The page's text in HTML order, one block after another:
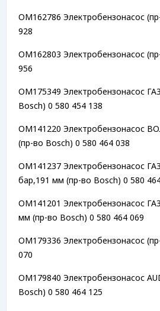
OM162786 Электробензонасос
928
OM162803 Электробензонасос
956
OM175349 Электробензонасос
Bosch) 0 580 454 138
OM141220 Электробензонасос
(пр-во Bosch) 0 580 464 038
OM141237 Электробензонасос
бар,191 мм (пр-во Bosch) 0 580
OM141201 Электробензонасос
мм (пр-во Bosch) 0 580 464 069
OM179336 Электробензонасос
070
OM179840 Электробензонасос
Bosch) 0 580 464 125